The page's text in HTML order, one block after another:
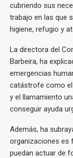
cubriendo sus
trabajo en las que
higiene, refugio y
La directora del
Barbeira, ha
emergencias
catástrofe como
y el llamamiento
conseguir ayuda
Además, ha
organizaciones es
puedan actuar de